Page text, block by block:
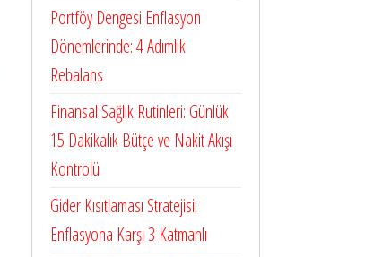
Portföy Dengesi Enflasyon
Dönemlerinde: 4 Adımlık
Rebalans
Finansal Sağlık Rutinleri: Günlük
15 Dakikalık Bütçe ve Nakit Akışı
Kontrolü
Gider Kısıtlaması Stratejisi:
Enflasyona Karşı 3 Katmanlı